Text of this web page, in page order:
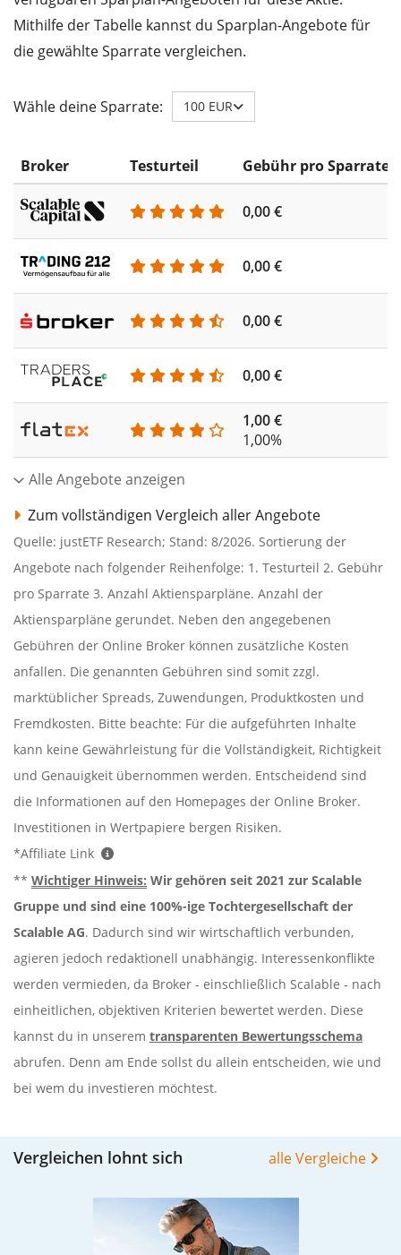
Mithilfe der Tabelle kannst du Sparplan-Angebote für
die gewählte Sparrate vergleichen.
Wähle deine Sparrate: 100 EUR
Broker Testurteil Gebühr pro Sparrate
0,00 €
0,00 €
0,00 €
0,00 €
1,00 €
1,00%
Alle Angebote anzeigen
Zum vollständigen Vergleich aller Angebote
Quelle: justETF Research; Stand: 8/2026. Sortierung der
Angebote nach folgender Reihenfolge: 1. Testurteil 2. Gebühr
pro Sparrate 3. Anzahl Aktiensparpläne. Anzahl der
Aktiensparpläne gerundet. Neben den angegebenen
Gebühren der Online Broker können zusätzliche Kosten
anfallen. Die genannten Gebühren sind somit zzgl.
marktüblicher Spreads, Zuwendungen, Produktkosten und
Fremdkosten. Bitte beachte: Für die aufgeführten Inhalte
kann keine Gewährleistung für die Vollständigkeit, Richtigkeit
und Genauigkeit übernommen werden. Entscheidend sind
die Informationen auf den Homepages der Online Broker.
Investitionen in Wertpapiere bergen Risiken.
*Affiliate Link
** Wichtiger Hinweis: Wir gehören seit 2021 zur Scalable
Gruppe und sind eine 100%-ige Tochtergesellschaft der
Scalable AG. Dadurch sind wir wirtschaftlich verbunden,
agieren jedoch redaktionell unabhängig. Interessenkonflikte
werden vermieden, da Broker - einschließlich Scalable - nach
einheitlichen, objektiven Kriterien bewertet werden. Diese
kannst du in unserem transparenten Bewertungsschema
abrufen. Denn am Ende sollst du allein entscheiden, wie und
bei wem du investieren möchtest.
Vergleichen lohnt sich alle Vergleiche